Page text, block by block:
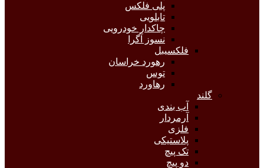
پلی فلکس
تابلویی
چاکدار خودرویی
نسوز آگرا
فلکسیبل
رهورد خراسان
توس
رهاورد
گلند
آب بندی
آرمردار
فلزی
پلاستیکی
تک پیچ
دو پیچ